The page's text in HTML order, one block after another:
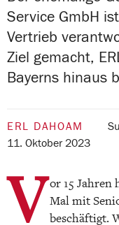
Service GmbH
Vertrieb
Ziel gemacht,
Bayerns hinaus
ERL DAHOAM
11. Oktober 2023
V or 15 Jahren
Mal mit
beschäftigt.